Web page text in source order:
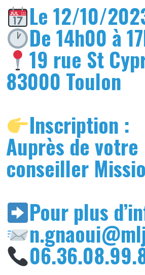
Le 12/10/
De 14h00 à
19 rue St
83000 Toulon
Inscription :
Auprès de votre
conseiller
Pour plus